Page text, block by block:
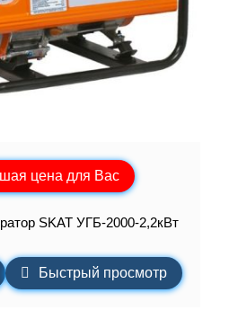
цена для Вас
SKAT УГБ-2000-2,2кВт
Быстрый просмотр